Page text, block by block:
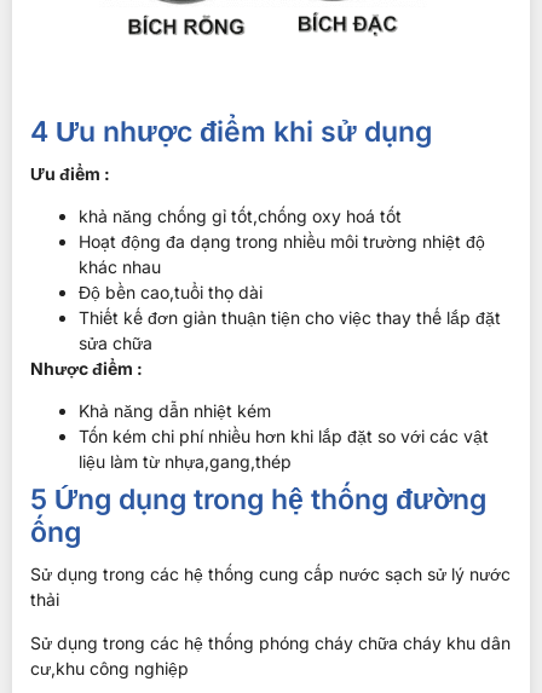
4 Ưu nhược điểm khi sử dụng
Ưu điểm :
khả năng chống gỉ tốt,chống oxy hoá tốt
Hoạt động đa dạng trong nhiều môi trường nhiệt độ
khác nhau
Độ bền cao,tuổi thọ dài
Thiết kế đơn giản thuận tiện cho việc thay thế lắp đặt
sửa chữa
Nhược điểm :
Khả năng dẫn nhiệt kém
Tốn kém chi phí nhiều hơn khi lắp đặt so với các vật
liệu làm từ nhựa,gang,thép
5 Ứng dụng trong hệ thống đường
ống
Sử dụng trong các hệ thống cung cấp nước sạch sử lý nước
thải
Sử dụng trong các hệ thống phóng cháy chữa cháy khu dân
cư,khu công nghiệp